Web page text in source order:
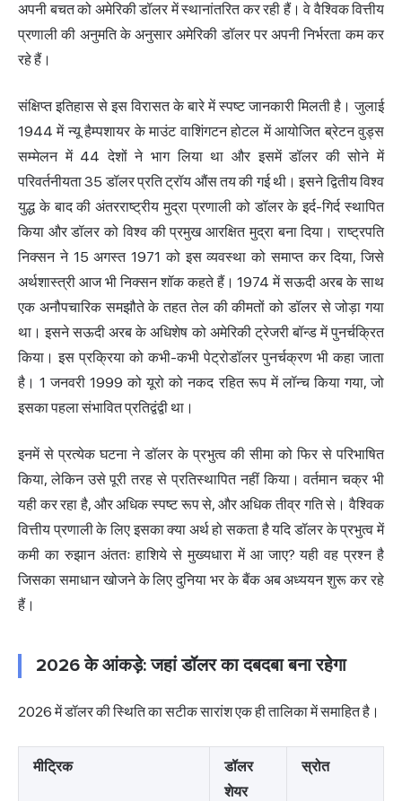
अपनी बचत को अमेरिकी डॉलर में स्थानांतरित कर रही हैं। वे वैश्विकवित्तीय
प्रणालीकी अनुमति के अनुसार अमेरिकी डॉलर पर अपनी निर्भरता कम कर
रहे हैं।
संक्षिप्त इतिहास से इस विरासत के बारे में स्पष्ट जानकारी मिलती है। जुलाई
1944 में न्यू हैम्पशायर के माउंट वाशिंगटन होटल में आयोजित ब्रेटन वुड्स
सम्मेलन में 44 देशों ने भाग लिया था और इसमें डॉलर की सोने में
परिवर्तनीयता 35 डॉलर प्रति ट्रॉय औंस तय की गई थी। इसने द्वितीय विश्व
युद्ध के बाद की अंतरराष्ट्रीय मुद्रा प्रणाली को डॉलर के इर्द-गिर्द स्थापित
किया और डॉलर को विश्व की प्रमुख आरक्षित मुद्रा बना दिया। राष्ट्रपति
निक्सन ने 15 अगस्त 1971 को इस व्यवस्था को समाप्त कर दिया, जिसे
अर्थशास्त्री आज भी निक्सन शॉक कहते हैं। 1974 में सऊदी अरब के साथ
एक अनौपचारिक समझौते के तहत तेल की कीमतों को डॉलर से जोड़ा गया
था। इसने सऊदी अरब के अधिशेष को अमेरिकी ट्रेजरी बॉन्ड में पुनर्चक्रित
किया। इस प्रक्रिया को कभी-कभी पेट्रोडॉलर पुनर्चक्रण भी कहा जाता
है। 1 जनवरी 1999 को यूरो को नकद रहित रूप में लॉन्च किया गया, जो
इसका पहला संभावित प्रतिद्वंद्वी था।
इनमें से प्रत्येक घटना ने डॉलर के प्रभुत्व की सीमा को फिर से परिभाषित
किया, लेकिन उसे पूरी तरह से प्रतिस्थापित नहीं किया। वर्तमान चक्र भी
यही कर रहा है, और अधिक स्पष्ट रूप से, और अधिक तीव्र गति से। वैश्विक
वित्तीय प्रणाली के लिए इसका क्या अर्थ हो सकता है यदि डॉलर के प्रभुत्व में
कमी का रुझान अंततः हाशिये से मुख्यधारा में आ जाए? यही वह प्रश्न है
जिसका समाधान खोजने के लिए दुनिया भर के बैंक अब अध्ययन शुरू कर रहे
हैं।
2026 के आंकड़े: जहां डॉलर का दबदबा बना रहेगा
2026 में डॉलर की स्थिति का सटीक सारांश एक ही तालिका में समाहित है।
मीट्रिक
डॉलर
शेयर
स्रोत